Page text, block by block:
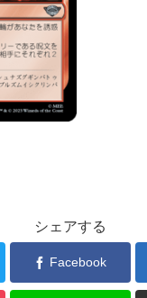
シェアする
Facebook